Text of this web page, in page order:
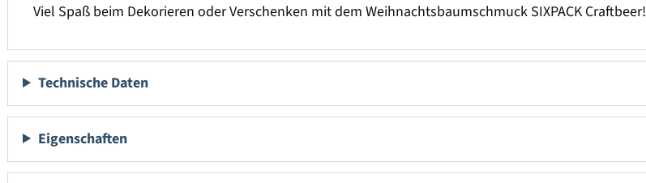
Viel Spaß beim Dekorieren oder Verschenken mit dem Weihnachtsbaumschmuck SIXPACK Craftbeer!
Technische Daten
Eigenschaften